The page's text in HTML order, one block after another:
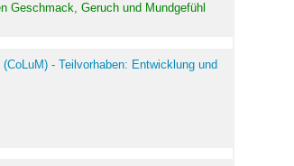
Geschmack, Geruch und Mundgefühl
- Teilvorhaben: Entwicklung und